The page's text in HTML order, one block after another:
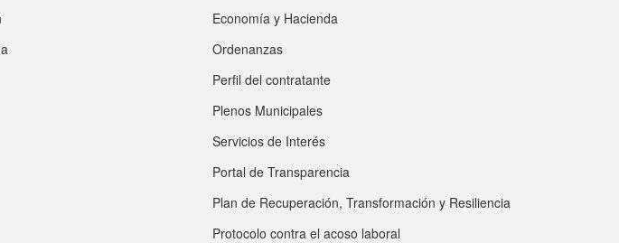
Economía y Hacienda
Ordenanzas
Perfil del contratante
Plenos Municipales
Servicios de Interés
Portal de Transparencia
Plan de Recuperación, Transformación y Resiliencia
Protocolo contra el acoso laboral